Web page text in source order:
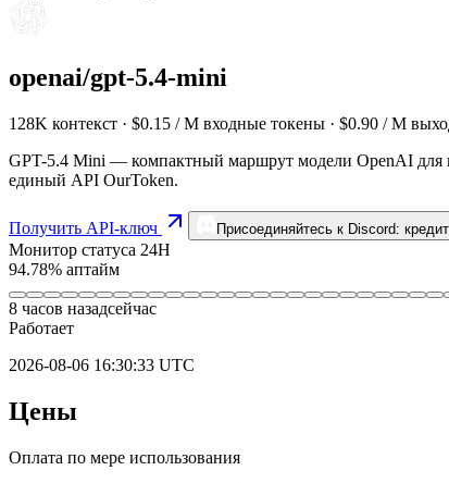
openai/gpt-5.4-mini
128K контекст · $0.15 / M входные токены · $0.90 / M
GPT-5.4 Mini — компактный маршрут модели OpenAI для
единый API OurToken.
Получить API-ключ Присоединяйтесь к Discord:
Монитор статуса 24H
94.78% аптайм
8 часов назадсейчас
Работает
2026-08-06 16:30:33 UTC
Цены
Оплата по мере использования